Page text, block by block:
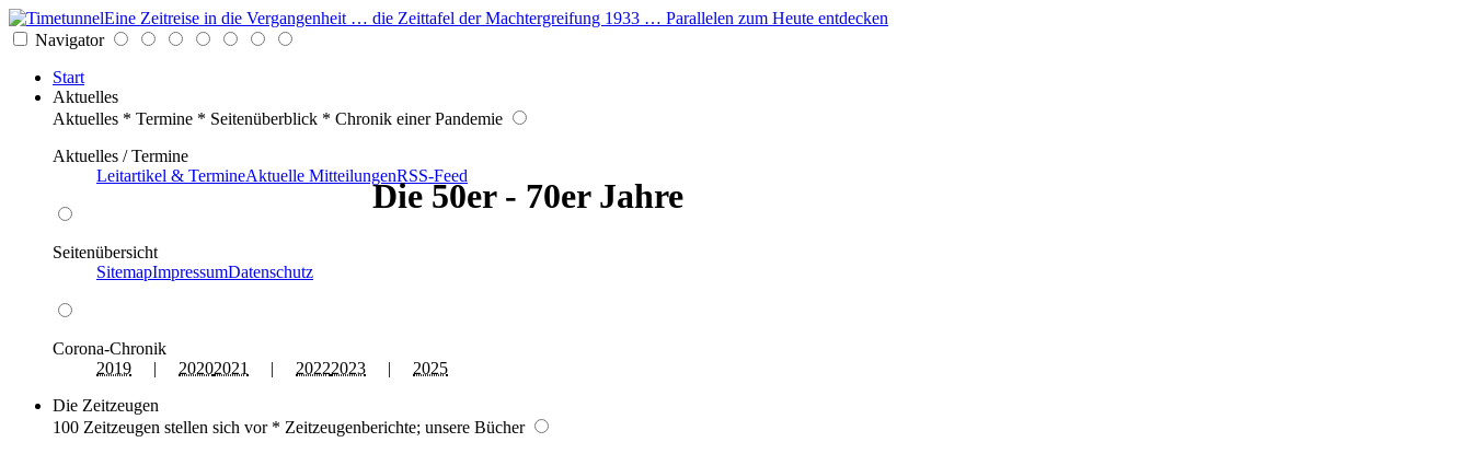
Eine Zeitreise in die Vergangenheit … die Zeittafel der Machtergreifung 1933 … Parallelen zum Heute entdecken
Navigator
Start
Aktuelles
Aktuelles * Termine * Seitenüberblick * Chronik einer Pandemie
Aktuelles / Termine
Leitartikel & TermineAktuelle MitteilungenRSS-Feed
Seitenübersicht
SitemapImpressumDatenschutz
Corona-Chronik
2019 | 20202021 | 20222023 | 2025
Die Zeitzeugen
100 Zeitzeugen stellen sich vor * Zeitzeugenberichte; unsere Bücher
Die 50er - 70er Jahre